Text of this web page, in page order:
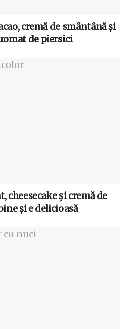
cremă de smântână și
de piersici
cheesecake și cremă de
și e delicioasă